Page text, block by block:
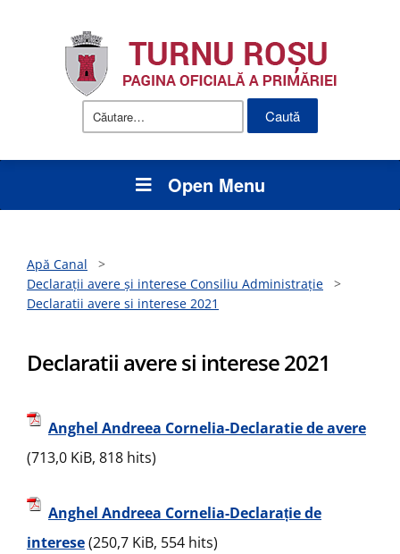
Caută
Open Menu
Apă Canal
>
Declarații avere și interese Consiliu Administrație
>
Declaratii avere si interese 2021
Declaratii avere si interese 2021
Anghel Andreea Cornelia-Declaratie de avere
(713,0 KiB, 818 hits)
Anghel Andreea Cornelia-Declarație de
interese(250,7 KiB, 554 hits)